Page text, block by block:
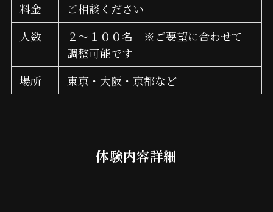
料金
ご相談ください
人数
２～１００名 ※ご要望に合わせて
調整可能です
場所
東京・大阪・京都など
体験内容詳細